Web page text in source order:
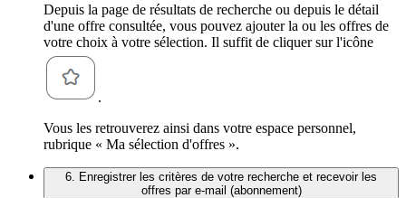
Depuis la page de résultats de recherche ou depuis le détail
d'une offre consultée, vous pouvez ajouter la ou les offres de
votre choix à votre sélection. Il suffit de cliquer sur l'icône
.
Vous les retrouverez ainsi dans votre espace personnel,
rubrique « Ma sélection d'offres ».
6. Enregistrer les critères de votre recherche et recevoir les
offres par e-mail (abonnement)